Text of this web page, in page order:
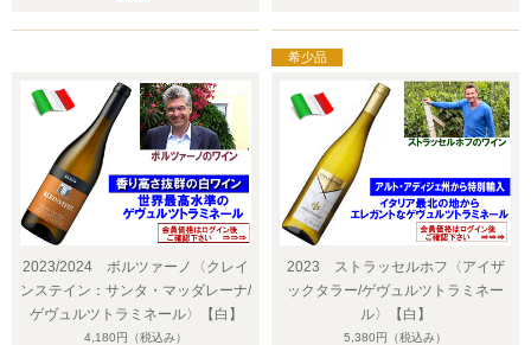
2023/2024 ボルツァーノ〈クレイ
ンステイン：サンタ・マッダレーナ/
ゲヴュルツトラミネール〉【白】
4,180円 （税込み）
2023 ストラッセルホフ〈アイザ
ックタラー/ゲヴュルツトラミネー
ル〉【白】
5,380円 （税込み）